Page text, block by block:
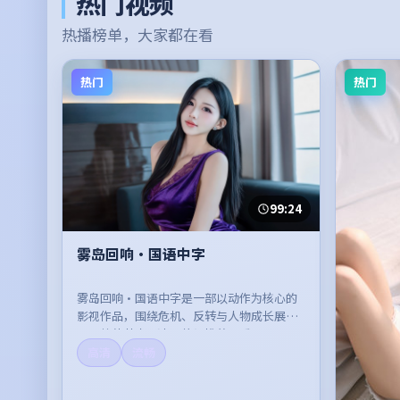
热播榜单，大家都在看
热门
99:24
雾岛回响·国语中字
雾岛回响·国语中字是一部以动作为核心的
影视作品，围绕危机、反转与人物成长展
开，整体节奏紧凑，值得推荐观看。
热门